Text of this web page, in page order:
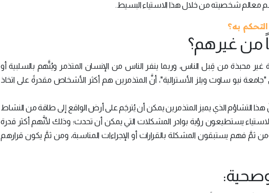
معالم شخصيته من خلال هذا الاستياء البسيط.
به؟
من غيرهم؟
محبذة من قِبل الناس، وربما ينفر الناس من الإنسان المتذمر ويُتَّهم بالسلبية أو
"جامعة نيو ساوث ويلز الأسترالية"، أنَّ المتذمرين هم أكثر الأشخاص مقدرةً على اتخاذ
التشاؤم الذي يميز المتذمرين يمكن أن يُترجَم على أرض الواقع إلى طاقة من النشاط
يستطيعون رؤية بوادر المشكلات التي يمكن أن تحدث؛ وذلك لأنَّهم أكثر قدرة
ثمَّ فهم يستبقون المشكلة بالقرارات أو الإجراءات المناسبة، ومن ثمَّ يكون قرارهم